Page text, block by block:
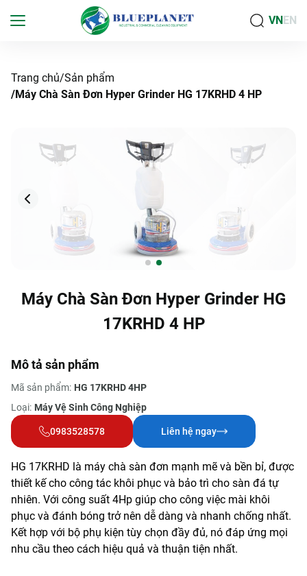
VNEN
Trang chủ Sản phẩm
Máy Chà Sàn Đơn Hyper Grinder HG 17KRHD 4 HP
Máy Chà Sàn Đơn Hyper Grinder HG
17KRHD 4 HP
Mô tả sản phẩm
Mã sản phẩm: HG 17KRHD 4HP
Loại: Máy Vệ Sinh Công Nghiệp
0983528578 Liên hệ ngay
HG 17KRHD là máy chà sàn đơn mạnh mẽ và bền bỉ, được
thiết kế cho công tác khôi phục và bảo trì cho sàn đá tự
nhiên. Với công suất 4Hp giúp cho công việc mài khôi
phục và đánh bóng trở nên dễ dàng và nhanh chống nhất.
Kết hợp với bộ phụ kiện tùy chọn đầy đủ, nó đáp ứng mọi
nhu cầu theo cách hiệu quả và thuận tiện nhất.